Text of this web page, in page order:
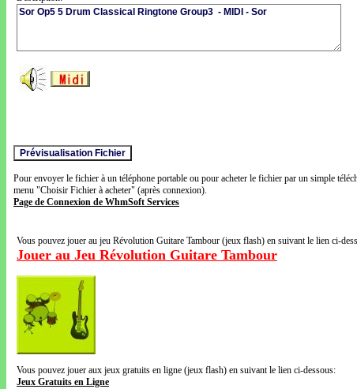
Pour envoyer le fichier à un téléphone portable ou pour acheter le fichier par un simple
menu "Choisir Fichier à acheter" (après connexion).
Page de Connexion de WhmSoft Services
Vous pouvez jouer au jeu Révolution Guitare Tambour (jeux flash) en suivant le lien ci-
Jouer au Jeu Révolution Guitare Tambour
Vous pouvez jouer aux jeux gratuits en ligne (jeux flash) en suivant le lien ci-dessous:
Jeux Gratuits en Ligne